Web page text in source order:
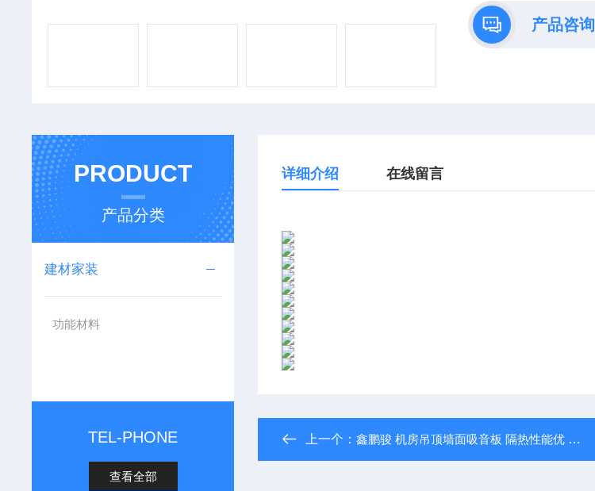
产品咨询
PRODUCT
产品分类
建材家装
功能材料
TEL-PHONE
查看全部
详细介绍 在线留言
上一个：鑫鹏骏 机房吊顶墙面吸音板 隔热性能优 美观大方 厂家定制